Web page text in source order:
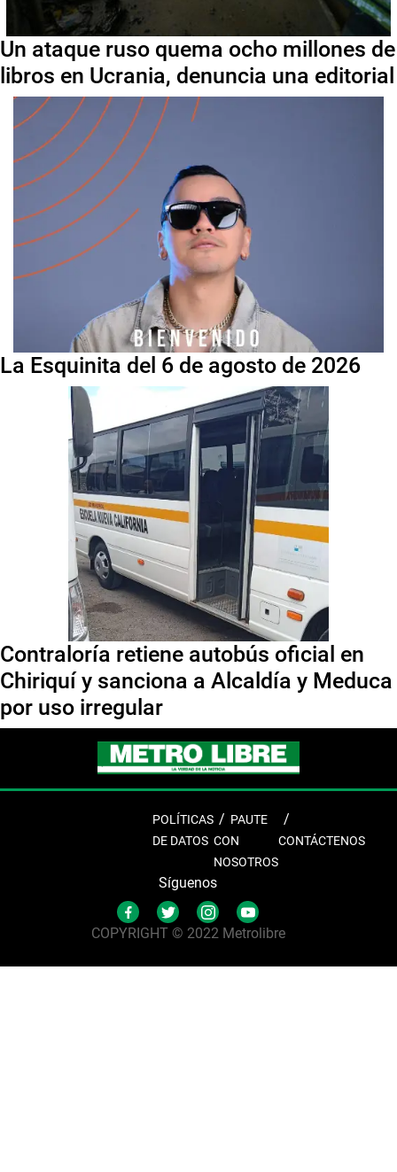
Un ataque ruso quema ocho millones de
libros en Ucrania, denuncia una editorial
La Esquinita del 6 de agosto de 2026
Contraloría retiene autobús oficial en
Chiriquí y sanciona a Alcaldía y Meduca
por uso irregular
POLÍTICAS
DE DATOS
PAUTE
CON
NOSOTROS
CONTÁCTENOS
Síguenos
COPYRIGHT © 2022 Metrolibre